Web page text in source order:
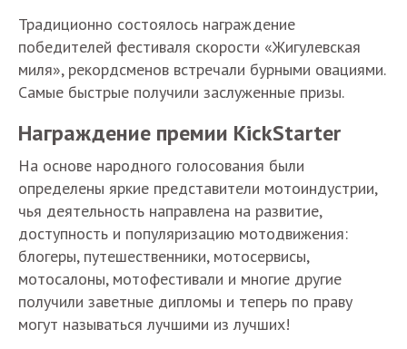
Традиционно состоялось награждение
победителей фестиваля скорости «Жигулевская
миля», рекордсменов встречали бурными овациями.
Самые быстрые получили заслуженные призы.
Награждение премии KickStarter
На основе народного голосования были
определены яркие представители мотоиндустрии,
чья деятельность направлена на развитие,
доступность и популяризацию мотодвижения:
блогеры, путешественники, мотосервисы,
мотосалоны, мотофестивали и многие другие
получили заветные дипломы и теперь по праву
могут называться лучшими из лучших!